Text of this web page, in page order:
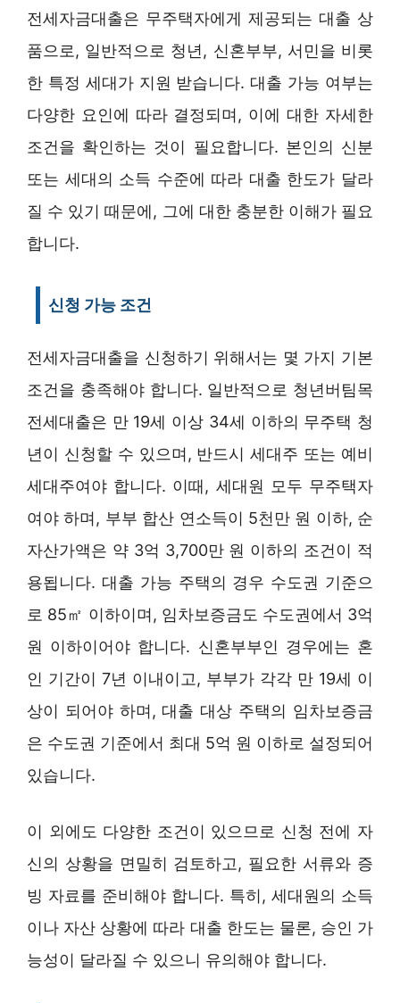
전세자금대출은 무주택자에게 제공되는 대출 상
품으로, 일반적으로 청년, 신혼부부, 서민을 비롯
한 특정 세대가 지원 받습니다. 대출 가능 여부는
다양한 요인에 따라 결정되며, 이에 대한 자세한
조건을 확인하는 것이 필요합니다. 본인의 신분
또는 세대의 소득 수준에 따라 대출 한도가 달라
질 수 있기 때문에, 그에 대한 충분한 이해가 필요
합니다.
신청 가능 조건
전세자금대출을 신청하기 위해서는 몇 가지 기본
조건을 충족해야 합니다. 일반적으로 청년버팀목
전세대출은 만 19세 이상 34세 이하의 무주택 청
년이 신청할 수 있으며, 반드시 세대주 또는 예비
세대주여야 합니다. 이때, 세대원 모두 무주택자
여야 하며, 부부 합산 연소득이 5천만 원 이하, 순
자산가액은 약 3억 3,700만 원 이하의 조건이 적
용됩니다. 대출 가능 주택의 경우 수도권 기준으
로 85㎡ 이하이며, 임차보증금도 수도권에서 3억
원 이하이어야 합니다. 신혼부부인 경우에는 혼
인 기간이 7년 이내이고, 부부가 각각 만 19세 이
상이 되어야 하며, 대출 대상 주택의 임차보증금
은 수도권 기준에서 최대 5억 원 이하로 설정되어
있습니다.
이 외에도 다양한 조건이 있으므로 신청 전에 자
신의 상황을 면밀히 검토하고, 필요한 서류와 증
빙 자료를 준비해야 합니다. 특히, 세대원의 소득
이나 자산 상황에 따라 대출 한도는 물론, 승인 가
능성이 달라질 수 있으니 유의해야 합니다.